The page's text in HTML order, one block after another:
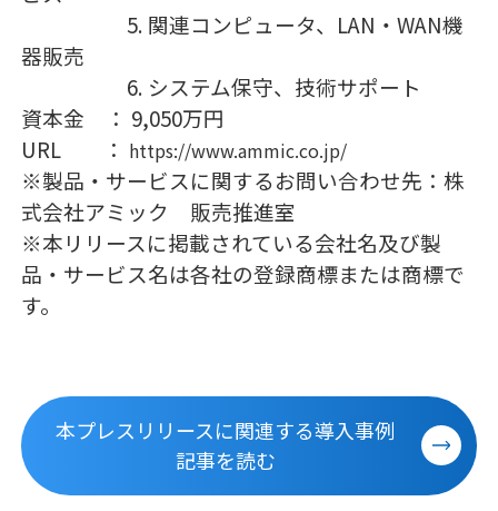
5. 関連コンピュータ、LAN・WAN機
器販売
6. システム保守、技術サポート
資本金 ： 9,050万円
URL ： https://www.ammic.co.jp/
※製品・サービスに関するお問い合わせ先：株
式会社アミック 販売推進室
※本リリースに掲載されている会社名及び製
品・サービス名は各社の登録商標または商標で
す。
本プレスリリースに関連する導入事例
記事を読む